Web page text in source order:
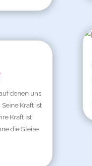
denen uns
Kraft ist
Kraft ist
die Gleise